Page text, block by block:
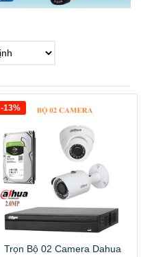
Trọn Bộ 02 Camera Dahua
-13%